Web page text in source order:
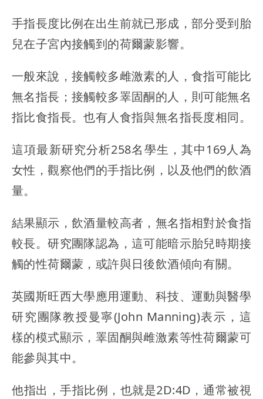
手指長度比例在出生前就已形成，部分受到胎
兒在子宮內接觸到的荷爾蒙影響。
一般來說，接觸較多雌激素的人，食指可能比
無名指長；接觸較多睪固酮的人，則可能無名
指比食指長。也有人食指與無名指長度相同。
這項最新研究分析258名學生，其中169人為
女性，觀察他們的手指比例，以及他們的飲酒
量。
結果顯示，飲酒量較高者，無名指相對於食指
較長。研究團隊認為，這可能暗示胎兒時期接
觸的性荷爾蒙，或許與日後飲酒傾向有關。
英國斯旺西大學應用運動、科技、運動與醫學
研究團隊教授曼寧(John Manning)表示，這
樣的模式顯示，睪固酮與雌激素等性荷爾蒙可
能參與其中。
他指出，手指比例，也就是2D:4D，通常被視